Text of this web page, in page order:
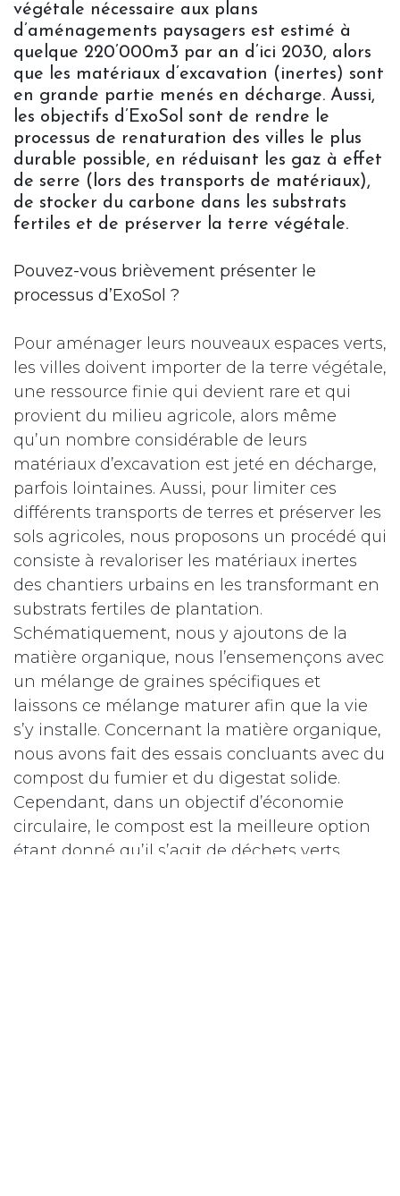
végétale nécessaire aux plans
d’aménagements paysagers est estimé à
quelque 220’000m3 par an d’ici 2030, alors
que les matériaux d’excavation (inertes) sont
en grande partie menés en décharge. Aussi,
les objectifs d’ExoSol sont de rendre le
processus de renaturation des villes le plus
durable possible, en réduisant les gaz à effet
de serre (lors des transports de matériaux),
de stocker du carbone dans les substrats
fertiles et de préserver la terre végétale.
Pouvez-vous brièvement présenter le
processus d’ExoSol ?
Pour aménager leurs nouveaux espaces verts,
les villes doivent importer de la terre végétale,
une ressource finie qui devient rare et qui
provient du milieu agricole, alors même
qu’un nombre considérable de leurs
matériaux d’excavation est jeté en décharge,
parfois lointaines. Aussi, pour limiter ces
différents transports de terres et préserver les
sols agricoles, nous proposons un procédé qui
consiste à revaloriser les matériaux inertes
des chantiers urbains en les transformant en
substrats fertiles de plantation.
Schématiquement, nous y ajoutons de la
matière organique, nous l’ensemençons avec
un mélange de graines spécifiques et
laissons ce mélange maturer afin que la vie
s’y installe. Concernant la matière organique,
nous avons fait des essais concluants avec du
compost du fumier et du digestat solide.
Cependant, dans un objectif d’économie
circulaire, le compost est la meilleure option
étant donné qu’il s’agit de déchets verts